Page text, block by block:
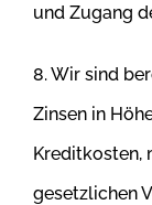
und Zugang
8. Wir sind
Zinsen in
Kreditkosten,
gesetzlichen